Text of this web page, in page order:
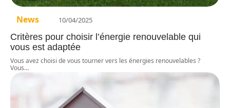
News 10/04/2025
Critères pour choisir l’énergie renouvelable qui
vous est adaptée
Vous avez choisi de vous tourner vers les énergies renouvelables ?
Vous…